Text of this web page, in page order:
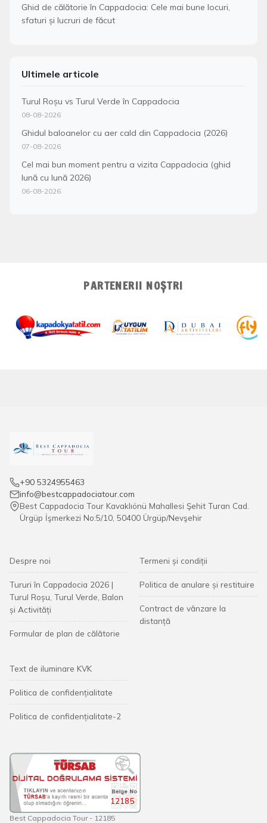
Ghid de călătorie în Cappadocia: Cele mai bune locuri,
sfaturi și lucruri de făcut
Ultimele articole
Turul Roșu vs Turul Verde în Cappadocia
08-08-2026
Ghidul baloanelor cu aer cald din Cappadocia (2026)
07-08-2026
Cel mai bun moment pentru a vizita Cappadocia (ghid
lună cu lună 2026)
06-08-2026
PARTENERII NOȘTRI
+90 5324955463
info@bestcappadociatour.com
Best Cappadocia Tour Kavaklıönü Mahallesi Şehit Turan Cad.
Ürgüp İşmerkezi No:5/10, 50400 Ürgüp/Nevşehir
Despre noi
Tururi în Cappadocia 2026 |
Turul Roșu, Turul Verde, Balon
și Activități
Formular de plan de călătorie
Termeni și condiții
Politica de anulare și restituire
Contract de vânzare la
distanță
Text de iluminare KVK
Politica de confidențialitate
Politica de confidențialitate-2
12185
Best Cappadocia Tour - 12185